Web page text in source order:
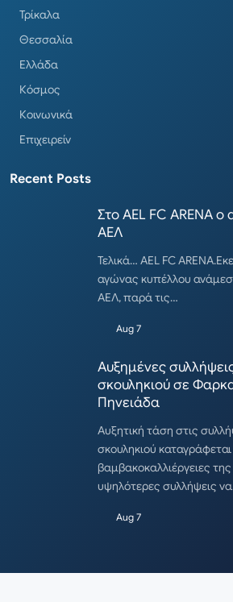
Τρίκαλα
Θεσσαλία
Ελλάδα
Κόσμος
Κοινωνικά
Επιχειρείν
Recent Posts
Στο AEL FC ARENA
ΑΕΛ
Τελικά… AEL FC
αγώνας κυπέλλου
ΑΕΛ, παρά τις…
Aug 7
Αυξημένες
σκουληκιού σε
Πηνειάδα
Αυξητική τάση στις
σκουληκιού
βαμβακοκαλλιέργειες
υψηλότερες συλλήψεις
Aug 7